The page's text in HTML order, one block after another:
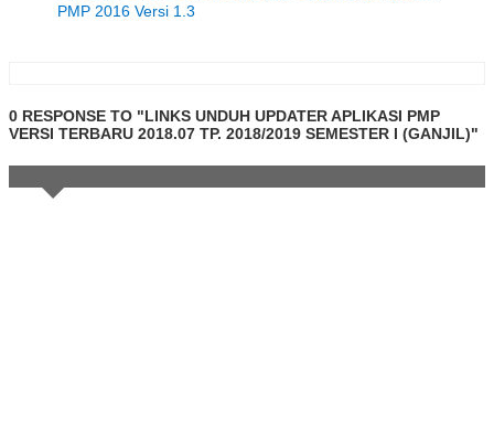
PMP 2016 Versi 1.3
0 RESPONSE TO "LINKS UNDUH UPDATER APLIKASI PMP
VERSI TERBARU 2018.07 TP. 2018/2019 SEMESTER I (GANJIL)"